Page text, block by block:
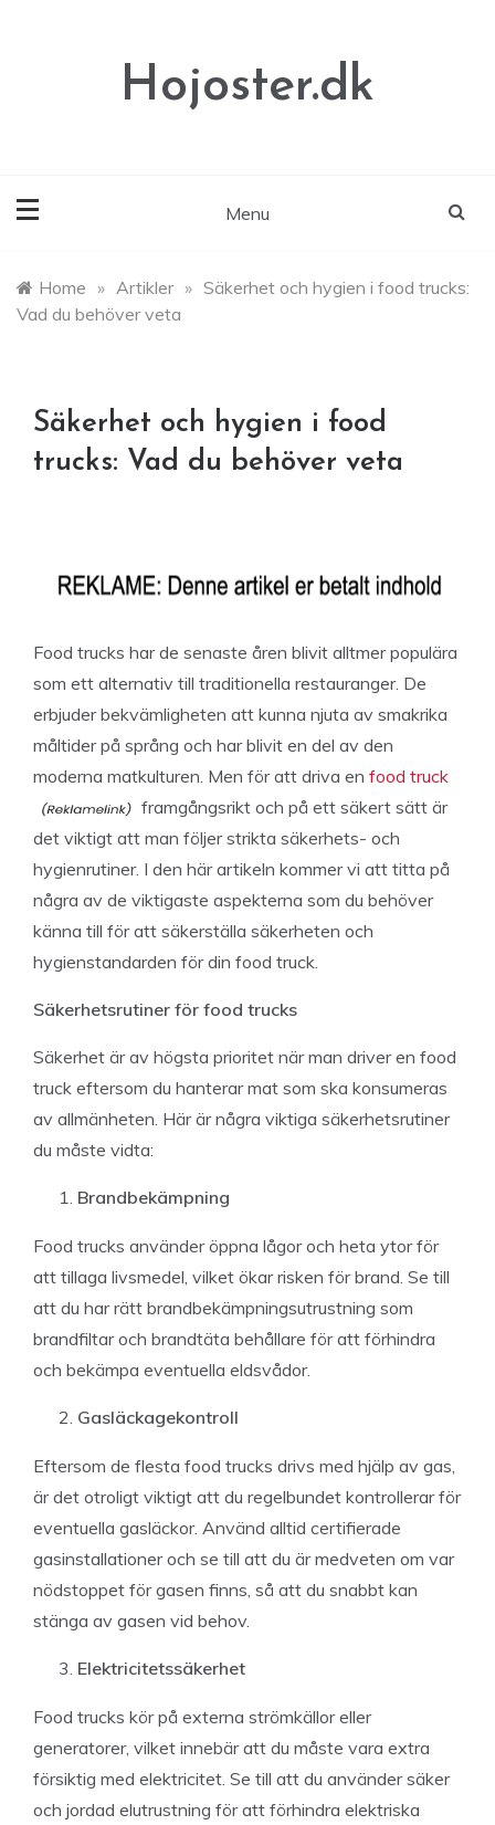
Hojoster.dk
Menu
Home » Artikler » Säkerhet och hygien i food trucks:
Vad du behöver veta
Säkerhet och hygien i food
trucks: Vad du behöver veta
Food trucks har de senaste åren blivit alltmer populära
som ett alternativ till traditionella restauranger. De
erbjuder bekvämligheten att kunna njuta av smakrika
måltider på språng och har blivit en del av den
moderna matkulturen. Men för att driva en food truck
framgångsrikt och på ett säkert sätt är
det viktigt att man följer strikta säkerhets- och
hygienrutiner. I den här artikeln kommer vi att titta på
några av de viktigaste aspekterna som du behöver
känna till för att säkerställa säkerheten och
hygienstandarden för din food truck.
Säkerhetsrutiner för food trucks
Säkerhet är av högsta prioritet när man driver en food
truck eftersom du hanterar mat som ska konsumeras
av allmänheten. Här är några viktiga säkerhetsrutiner
du måste vidta:
Brandbekämpning
Food trucks använder öppna lågor och heta ytor för
att tillaga livsmedel, vilket ökar risken för brand. Se till
att du har rätt brandbekämpningsutrustning som
brandfiltar och brandtäta behållare för att förhindra
och bekämpa eventuella eldsvådor.
Gasläckagekontroll
Eftersom de flesta food trucks drivs med hjälp av gas,
är det otroligt viktigt att du regelbundet kontrollerar för
eventuella gasläckor. Använd alltid certifierade
gasinstallationer och se till att du är medveten om var
nödstoppet för gasen finns, så att du snabbt kan
stänga av gasen vid behov.
Elektricitetssäkerhet
Food trucks kör på externa strömkällor eller
generatorer, vilket innebär att du måste vara extra
försiktig med elektricitet. Se till att du använder säker
och jordad elutrustning för att förhindra elektriska